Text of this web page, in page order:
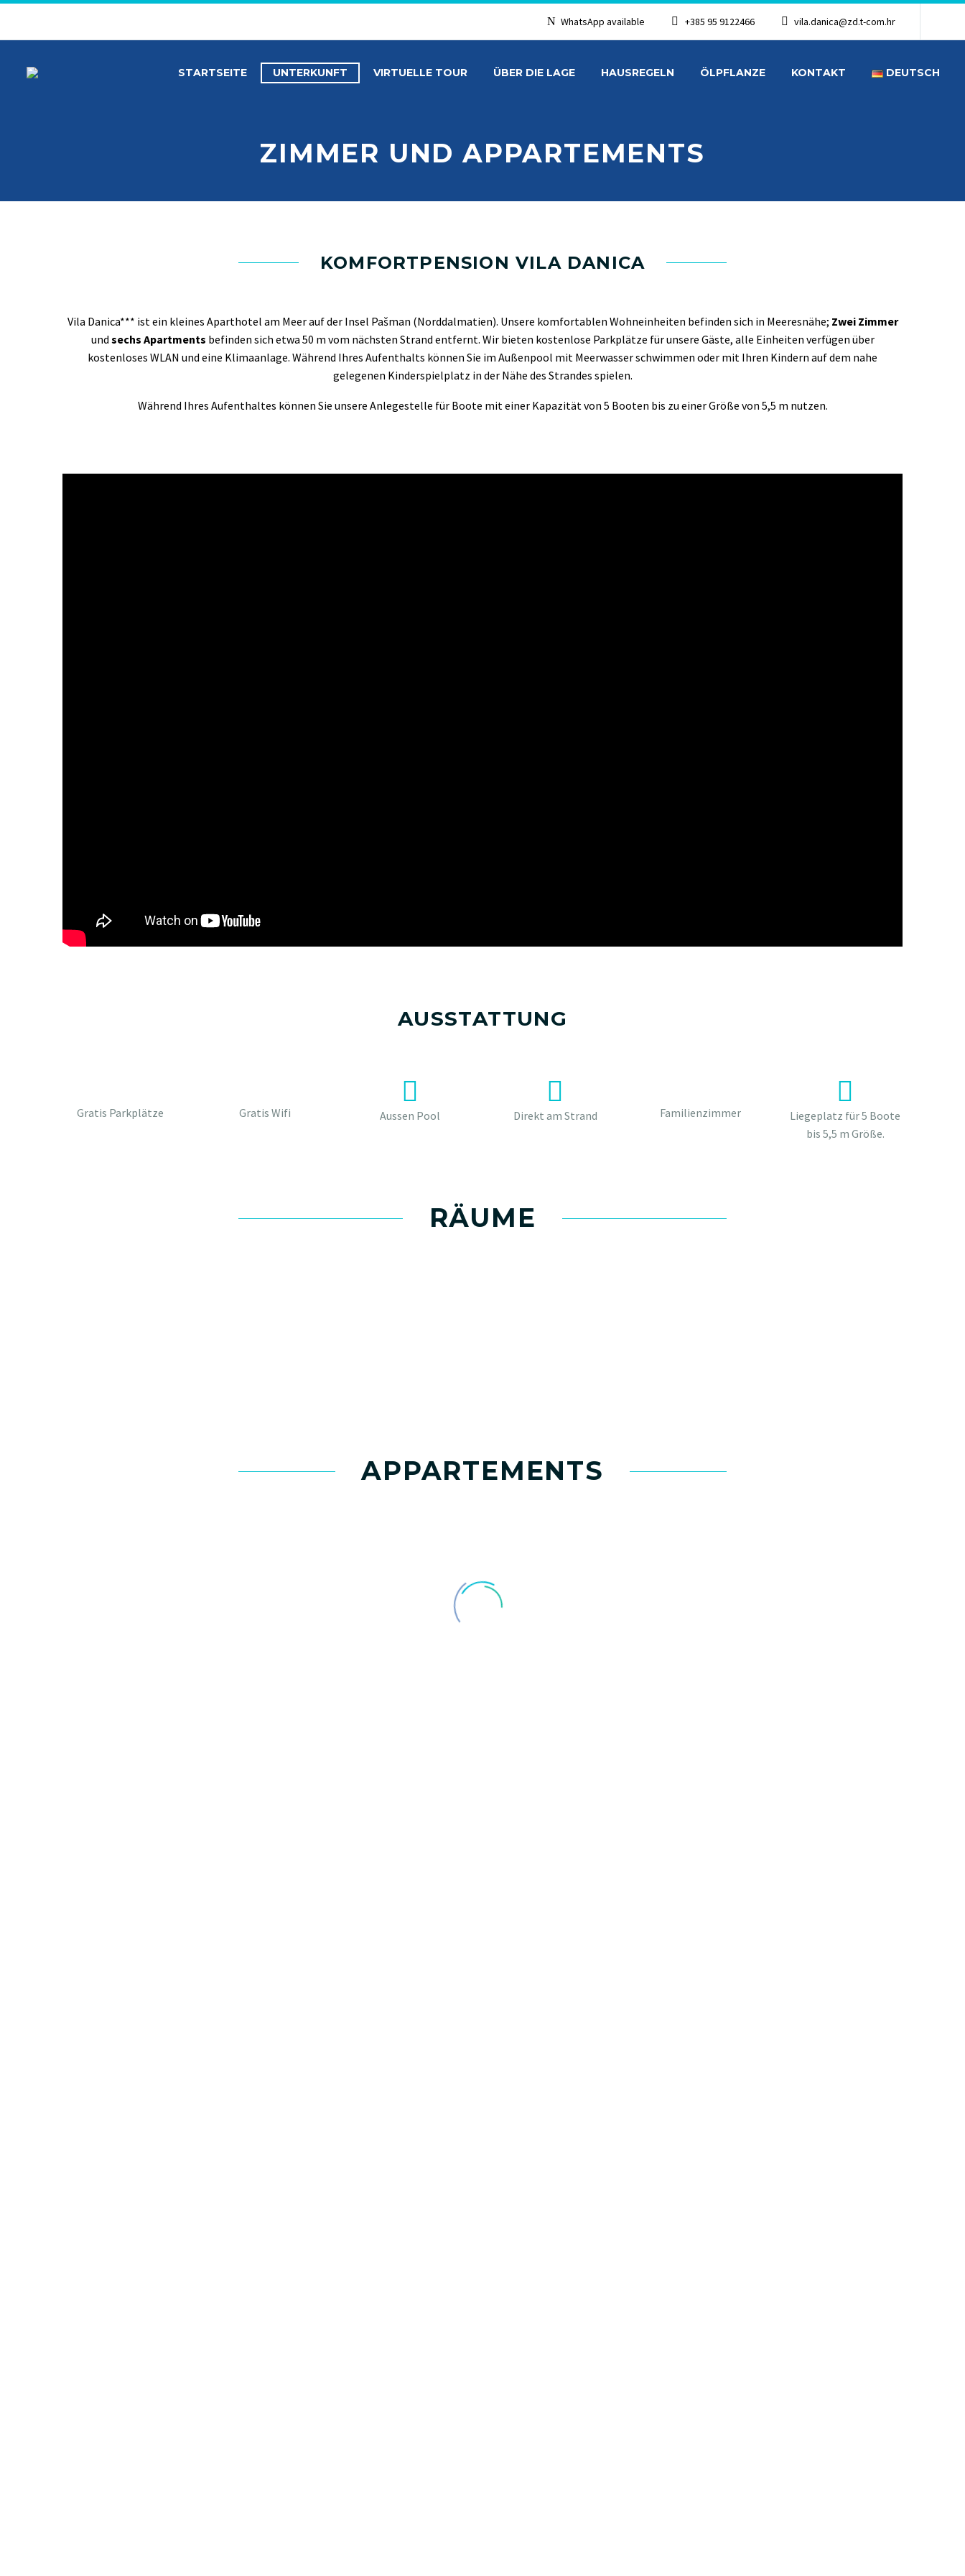
WhatsApp available +385 95 9122466 vila.danica@zd.t-com.hr
STARTSEITE UNTERKUNFT VIRTUELLE TOUR ÜBER DIE LAGE HAUSREGELN ÖLPFLANZE KONTAKT DEUTSCH
ZIMMER UND APPARTEMENTS
KOMFORTPENSION VILA DANICA
Vila Danica*** ist ein kleines Aparthotel am Meer auf der Insel Pašman (Norddalmatien). Unsere komfortablen Wohneinheiten befinden sich in Meeresnähe; Zwei Zimmer
und sechs Apartments befinden sich etwa 50 m vom nächsten Strand entfernt. Wir bieten kostenlose Parkplätze für unsere Gäste, alle Einheiten verfügen über
kostenloses WLAN und eine Klimaanlage. Während Ihres Aufenthalts können Sie im Außenpool mit Meerwasser schwimmen oder mit Ihren Kindern auf dem nahe
gelegenen Kinderspielplatz in der Nähe des Strandes spielen.
Während Ihres Aufenthaltes können Sie unsere Anlegestelle für Boote mit einer Kapazität von 5 Booten bis zu einer Größe von 5,5 m nutzen.
AUSSTATTUNG
Gratis Parkplätze Gratis Wifi Aussen Pool Direkt am Strand Familienzimmer
Liegeplatz für 5 Boote
bis 5,5 m Größe.
RÄUME
APPARTEMENTS